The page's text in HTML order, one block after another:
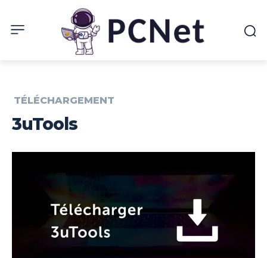
TÉLÉCHARGEMENT
3uTools